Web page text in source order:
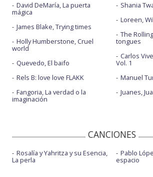
David DeMaría, La puerta
mágica
James Blake, Trying times
Holly Humberstone, Cruel
world
Quevedo, El baifo
Rels B: love love FLAKK
Fangoria, La verdad o la
imaginación
Shania
Loreen,
The
tongues
Carlos
Vol. 1
Manuel
Juanes,
CANCIONES
Rosalía y Yahritza y su Esencia,
La perla
Pablo
espacio